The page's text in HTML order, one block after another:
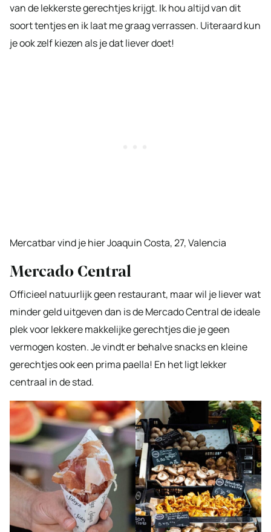
van de lekkerste gerechtjes krijgt. Ik hou altijd van dit
soort tentjes en ik laat me graag verrassen. Uiteraard kun
je ook zelf kiezen als je dat liever doet!
Mercatbar vind je hier Joaquin Costa, 27, Valencia
Mercado Central
Officieel natuurlijk geen restaurant, maar wil je liever wat
minder geld uitgeven dan is de Mercado Central de ideale
plek voor lekkere makkelijke gerechtjes die je geen
vermogen kosten. Je vindt er behalve snacks en kleine
gerechtjes ook een prima paella! En het ligt lekker
centraal in de stad.